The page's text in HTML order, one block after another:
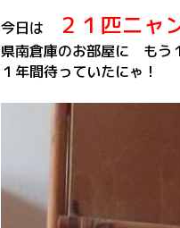
今日は ２１匹ニャ
県南倉庫のお部屋に もう
１年間待っていたにゃ！